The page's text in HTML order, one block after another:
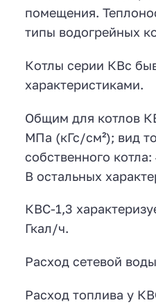
помещения.
типы водогрейных
Котлы серии КВс
характеристиками.
Общим для котлов
МПа (кГс/см²); вид
собственного
В остальных
КВС-1,3
Гкал/ч.
Расход сетевой
Расход топлива у